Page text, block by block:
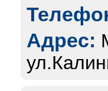
Адрес: